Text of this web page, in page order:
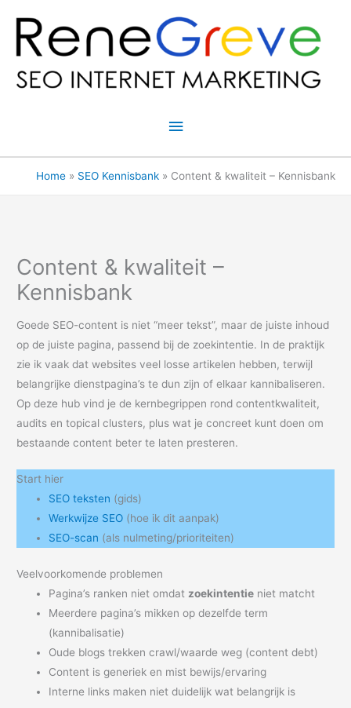
Hoofdmenu
Home SEO Kennisbank Content & kwaliteit – Kennisbank
Content & kwaliteit –
Kennisbank
Goede SEO-content is niet “meer tekst”, maar de juiste inhoud
op de juiste pagina, passend bij de zoekintentie. In de praktijk
zie ik vaak dat websites veel losse artikelen hebben, terwijl
belangrijke dienstpagina’s te dun zijn of elkaar kannibaliseren.
Op deze hub vind je de kernbegrippen rond contentkwaliteit,
audits en topical clusters, plus wat je concreet kunt doen om
bestaande content beter te laten presteren.
Start hier
SEO teksten (gids)
Werkwijze SEO (hoe ik dit aanpak)
SEO-scan (als nulmeting/prioriteiten)
Veelvoorkomende problemen
Pagina’s ranken niet omdat zoekintentie niet matcht
Meerdere pagina’s mikken op dezelfde term
(kannibalisatie)
Oude blogs trekken crawl/waarde weg (content debt)
Content is generiek en mist bewijs/ervaring
Interne links maken niet duidelijk wat belangrijk is